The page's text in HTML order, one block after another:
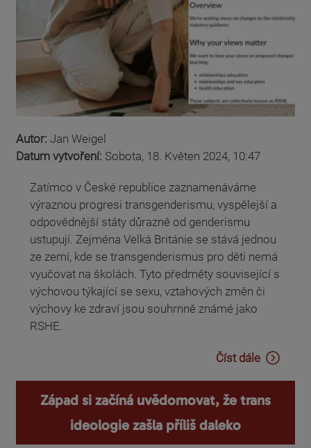
Autor: Jan Weigel
Datum vytvoření: Sobota, 18. Květen 2024, 10:47
Zatímco v České republice zaznamenáváme
výraznou progresi transgenderismu, vyspělejší a
odpovědnější státy důrazně od genderismu
ustupují. Zejména Velká Británie se stává jednou
ze zemí, kde se transgenderismus pro děti nemá
vyučovat na školách. Tyto předměty související s
výchovou týkající se sexu, vztahových změn či
výchovy ke zdraví jsou souhrnně známé jako
RSHE.
Číst dále
Západ si začíná uvědomovat, že trans
ideologie zašla příliš daleko